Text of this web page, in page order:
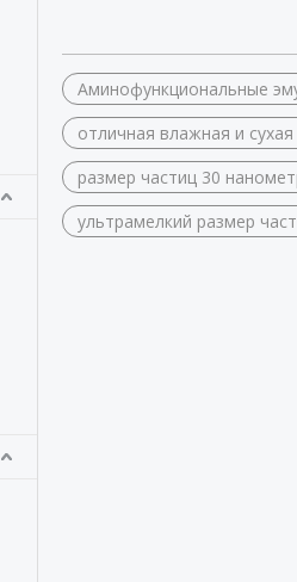
Аминофункциональные
отличная влажная и
размер частиц 30
ультрамелкий размер